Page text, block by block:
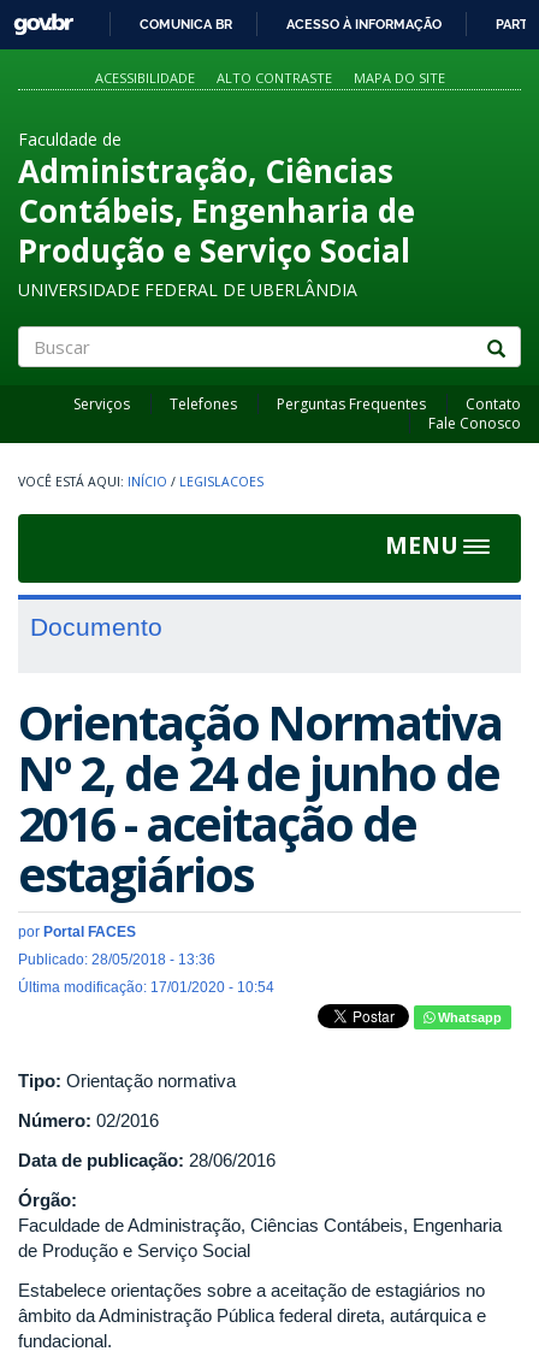
PARA
O
GOVBR
COMUNICA BR ACESSO À INFORMAÇÃO
ACESSIBILIDADE ALTO CONTRASTE MAPA DO SITE
Faculdade de
Administração, Ciências
Contábeis, Engenharia de
Produção e Serviço Social
UNIVERSIDADE FEDERAL DE UBERLÂNDIA
Serviços Telefones Perguntas Frequentes
Contato
Fale Conosco
INÍCIO / LEGISLACOES
MENU
Toggle
Documento
Orientação Normativa
Nº 2, de 24 de junho de
2016 - aceitação de
estagiários
por Portal FACES
Publicado: 28/05/2018 - 13:36
Última modificação: 17/01/2020 - 10:54
Whatsapp
Tipo: Orientação normativa
Número: 02/2016
Data de publicação: 28/06/2016
Órgão:
Faculdade de Administração, Ciências Contábeis, Engenharia
de Produção e Serviço Social
Estabelece orientações sobre a aceitação de estagiários no
âmbito da Administração Pública federal direta, autárquica e
fundacional.